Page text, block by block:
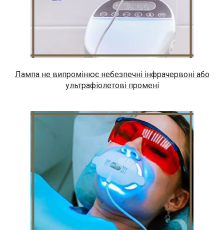
Лампа не випромінює небезпечні інфрачервоні або
ультрафіолетові промені